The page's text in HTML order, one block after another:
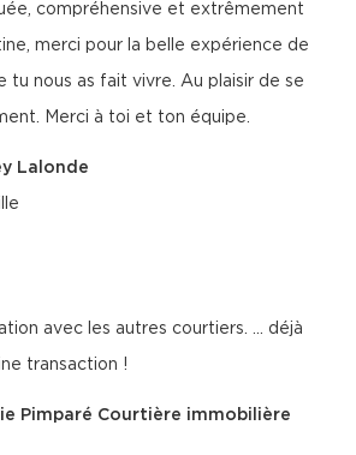
compréhensive et extrêmement
merci pour la belle expérience de
tu nous as fait vivre. Au plaisir de se
Merci à toi et ton équipe.
Lalonde
avec les autres courtiers. ... déjà
transaction !
Pimparé Courtière immobilière